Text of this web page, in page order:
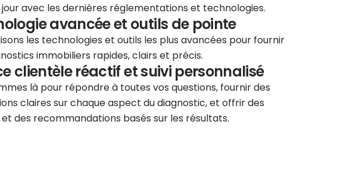
avec les dernières réglementations et technologies.
avancée et outils de pointe
les technologies et outils les plus avancées pour fournir
immobiliers rapides, clairs et précis.
clientèle réactif et suivi personnalisé
là pour répondre à toutes vos questions, fournir des
claires sur chaque aspect du diagnostic, et offrir des
des recommandations basés sur les résultats.